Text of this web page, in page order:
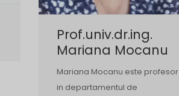
Prof.univ.dr.ing.
Mariana Mocanu
Mariana Mocanu este profesor
in departamentul de